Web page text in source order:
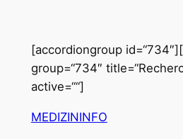
[accordiongroup
group=“734″
active=““]
MEDIZININFO